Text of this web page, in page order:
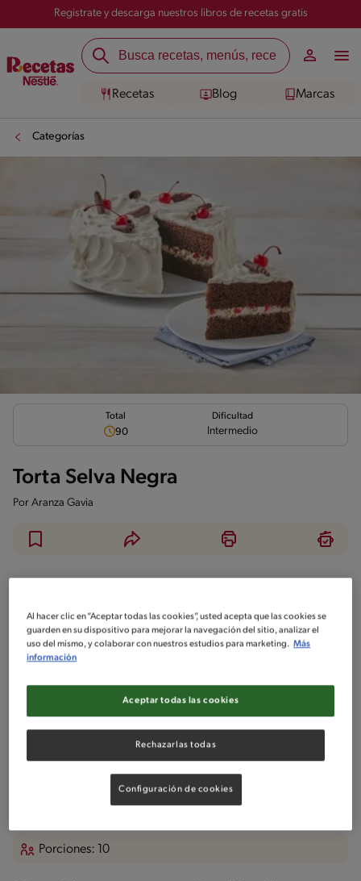
Registrate y descarga nuestros libros de recetas gratis
Recetas Blog Marcas
Categorías
Total
90
Dificultad
Intermedio
Torta Selva Negra
Por Aranza Gavia
Utensílios
lata
Molde de torta
Ingredientes
Porciones: 10
Al hacer clic en “Aceptar todas las cookies”, usted acepta que las cookies se
guarden en su dispositivo para mejorar la navegación del sitio, analizar el
uso del mismo, y colaborar con nuestros estudios para marketing. Más
información
Rechazarlas todas
Aceptar todas las cookies
Configuración de cookies